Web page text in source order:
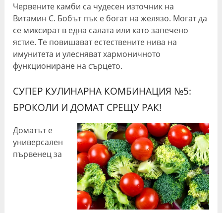
Червените камби са чудесен източник на
Витамин C. Бобът пък е богат на желязо. Могат да
се миксират в една салата или като запечено
ястие. Те повишават естествените нива на
имунитета и улесняват хармоничното
функциониране на сърцето.
СУПЕР КУЛИНАРНА КОМБИНАЦИЯ №5:
БРОКОЛИ И ДОМАТ СРЕЩУ РАК!
Доматът е
универсален
първенец за